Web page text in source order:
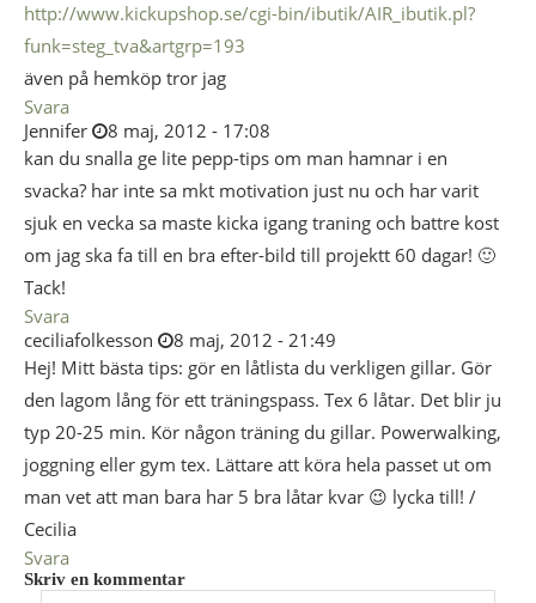
http://www.kickupshop.se/cgi-bin/ibutik/AIR_ibutik.pl?
funk=steg_tva&artgrp=193
även på hemköp tror jag
Svara
Jennifer
8 maj, 2012 - 17:08
kan du snalla ge lite pepp-tips om man hamnar i en
svacka? har inte sa mkt motivation just nu och har varit
sjuk en vecka sa maste kicka igang traning och battre kost
om jag ska fa till en bra efter-bild till projektt 60 dagar! 🙂
Tack!
Svara
ceciliafolkesson
8 maj, 2012 - 21:49
Hej! Mitt bästa tips: gör en låtlista du verkligen gillar. Gör
den lagom lång för ett träningspass. Tex 6 låtar. Det blir ju
typ 20-25 min. Kör någon träning du gillar. Powerwalking,
joggning eller gym tex. Lättare att köra hela passet ut om
man vet att man bara har 5 bra låtar kvar 😉 lycka till! /
Cecilia
Svara
Skriv en kommentar